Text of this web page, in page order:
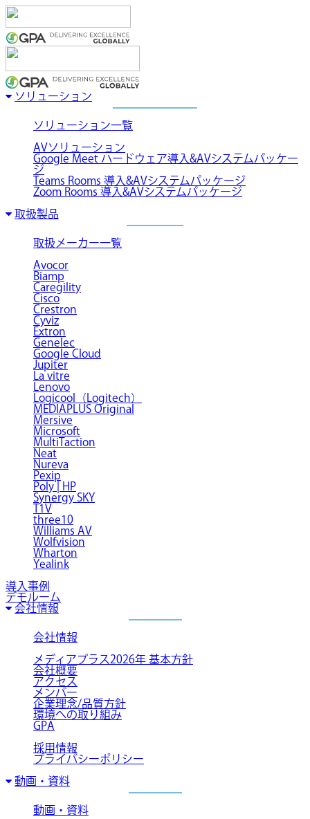
ソリューション
ソリューション一覧
AVソリューション
Google Meet ハードウェア導入&AVシステムパッケー
ジ
Teams Rooms 導入&AVシステムパッケージ
Zoom Rooms 導入&AVシステムパッケージ
取扱製品
取扱メーカー一覧
Avocor
Biamp
Caregility
Cisco
Crestron
Cyviz
Extron
Genelec
Google Cloud
Jupiter
La vitre
Lenovo
Logicool（Logitech）
MEDIAPLUS Original
Mersive
Microsoft
MultiTaction
Neat
Nureva
Pexip
Poly | HP
Synergy SKY
T1V
three10
Williams AV
Wolfvision
Wharton
Yealink
導入事例
デモルーム
会社情報
会社情報
メディアプラス2026年 基本方針
会社概要
アクセス
メンバー
企業理念/品質方針
環境への取り組み
GPA
採用情報
プライバシーポリシー
動画・資料
動画・資料